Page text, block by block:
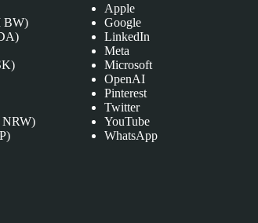
BW)
NRW)
Apple
Google
LinkedIn
Meta
Microsoft
OpenAI
Pinterest
Twitter
YouTube
WhatsApp